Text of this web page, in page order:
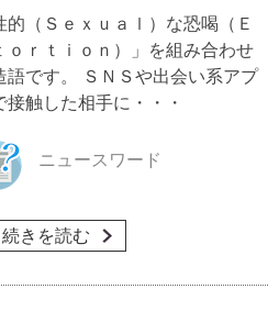
的（Ｓｅｘｕａｌ）な恐喝（Ｅ
ｏｒｔｉｏｎ）」を組み合わせ
語です。 ＳＮＳや出会い系アプ
接触した相手に・・・
ニュースワード
続きを読む